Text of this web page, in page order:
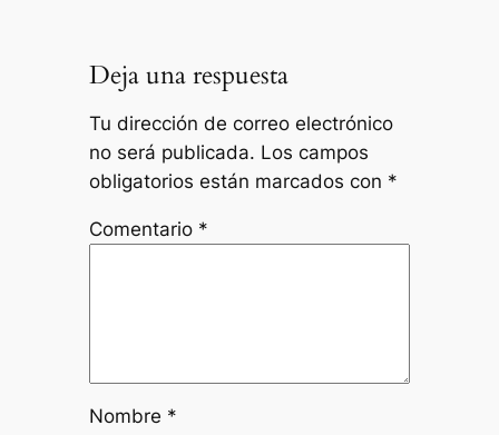
Deja una respuesta
Tu dirección de correo electrónico
no será publicada. Los campos
obligatorios están marcados con *
Comentario *
Nombre *